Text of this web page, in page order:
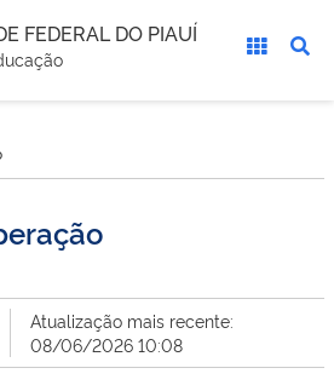
FEDERAL DO PIAUÍ
Atualização mais recente:
08/06/2026 10:08